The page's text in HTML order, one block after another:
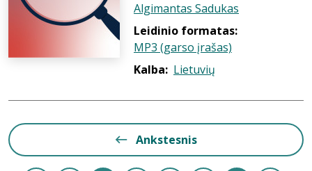
Algimantas Sadukas
Leidinio formatas:
MP3 (garso įrašas)
Kalba: Lietuvių
Ankstesnis